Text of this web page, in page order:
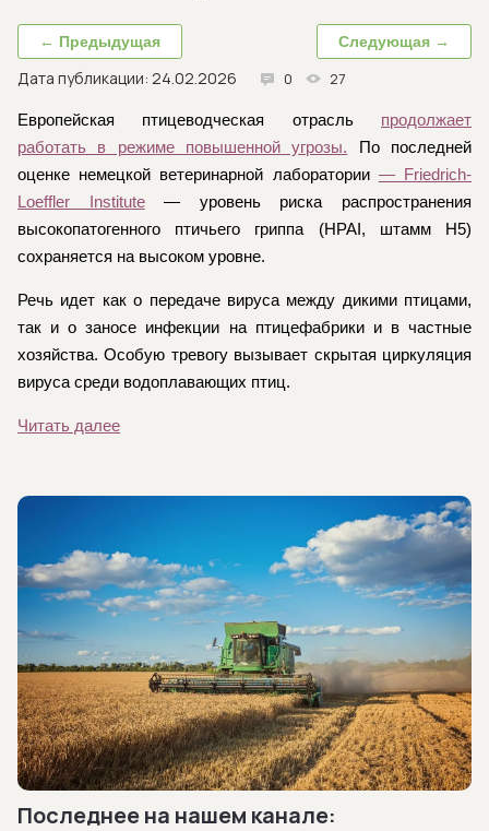
Последнее на нашем канале:
← Предыдущая Следующая →
Дата публикации: 24.02.2026 0 27
Европейская птицеводческая отрасль продолжает
работать в режиме повышенной угрозы. По последней
оценке немецкой ветеринарной лаборатории — Friedrich-
Loeffler Institute— уровень риска распространения
высокопатогенного птичьего гриппа (HPAI, штамм H5)
сохраняется на высоком уровне.
Речь идет как о передаче вируса между дикими птицами,
так и о заносе инфекции на птицефабрики и в частные
хозяйства. Особую тревогу вызывает скрытая циркуляция
вируса среди водоплавающих птиц.
Читать далее